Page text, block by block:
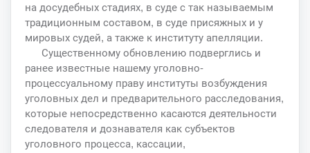
на досудебных стадиях, в суде с так называемым
традиционным составом, в суде присяжных и у
мировых судей, а также к институту апелляции.
Существенному обновлению подверглись и
ранее известные нашему уголовно-
процессуальному праву институты возбуждения
уголовных дел и предварительного расследования,
которые непосредственно касаются деятельности
следователя и дознавателя как субъектов
уголовного процесса, кассации,